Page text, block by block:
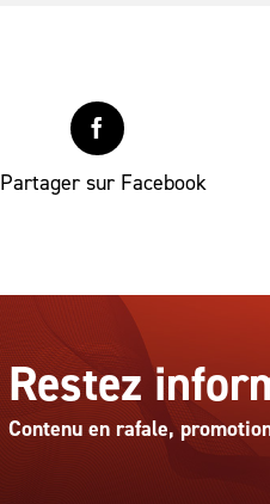
Partager sur Facebook
Restez
Contenu en rafale,